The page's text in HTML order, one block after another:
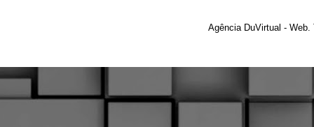
Agência DuVirtual -